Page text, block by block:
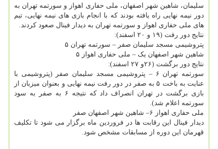
سلیمان، شاهین شهر اصفهان، ملی حفاری اهواز و سورتمه تهران به
دور نیمه نهایی راه یافته بودند که با انجام بازی های نیمه نهایی، تیم
های ملی حفاری اهواز و سورتمه تهران به دیدار فینال صعود کردند.
نتایج دور رفت (۱۹ و ۲۰ اسفند):
پتروشیمی مسجد سلیمان صفر – سورتمه تهران ۵
شاهین شهر اصفهان یک – ملی حفاری اهواز ۵
نتایج دور برگشت (۲۶و ۲۷ اسفند):
سورتمه تهران ۶ – پتروشیمی مسجد سلیمان صفر (پتروشیمی با
عنایت به باخت ۵ به صفر در دور رفت نیمه نهایی و بعنوان میزبان از
بازی برگشت در تهران انصراف داد که نتیجه ۶ به صفر به سود
سورتمه اعلام شد).
ملی حفاری اهواز ۶– شاهین شهر اصفهان صفر
دیدار فینال این رقابت ها در فروردین ماه برگزار می شود تا تکلیف
قهرمان این دوره از مسابقات مشخص شود.